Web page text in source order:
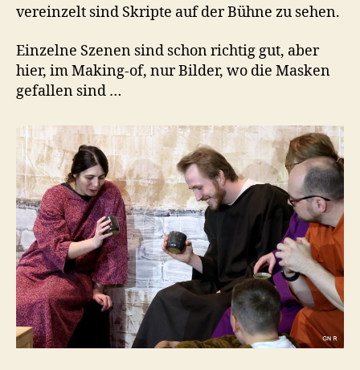
vereinzelt sind Skripte auf der Bühne zu sehen.
Einzelne Szenen sind schon richtig gut, aber
hier, im Making-of, nur Bilder, wo die Masken
gefallen sind …